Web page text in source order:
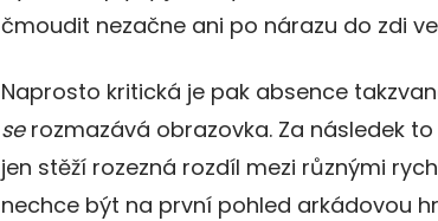
čmoudit nezačne ani po nárazu do zdi
Naprosto kritická je pak absence
serozmazává obrazovka. Za následek
jen stěží rozezná rozdíl mezi různými
nechce být na první pohled arkádovou